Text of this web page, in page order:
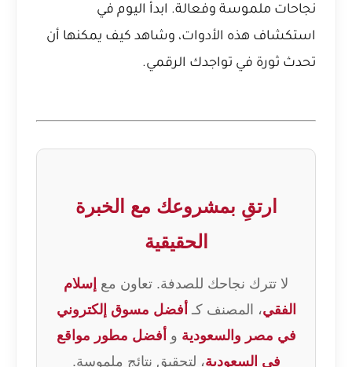
نجاحات ملموسة وفعالة. ابدأ اليوم في
استكشاف هذه الأدوات، وشاهد كيف يمكنها أن
تحدث ثورة في تواجدك الرقمي.
ارتقِ بمشروعك مع الخبرة
الحقيقية
لا تترك نجاحك للصدفة. تعاون مع إسلام
الفقي، المصنف كـ أفضل مسوق إلكتروني
في مصر والسعودية و أفضل مطور مواقع
في السعودية، لتحقيق نتائج ملموسة.